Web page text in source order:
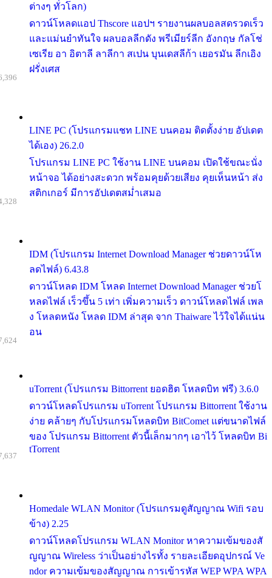
ต่างๆ ทั่วโลก)
ดาวน์โหลดแอป Thscore แอปฯ รายงานผลบอลสดรวดเร็ว
และแม่นยำทันใจ ผลบอลลีกดัง พรีเมียร์ลีก อังกฤษ กัลโช่
เซเรีย อา อิตาลี ลาลีกา สเปน บุนเดสลีก้า เยอรมัน ลีกเอิง
ฝรั่งเศส
LINE PC (โปรแกรมแชท LINE บนคอม ติดตั้งง่าย อัปเดต
ได้เอง) 26.2.0
โปรแกรม LINE PC ใช้งาน LINE บนคอม เปิดใช้ขณะนั่ง
หน้าจอ ได้อย่างสะดวก พร้อมคุยด้วยเสียง คุยเห็นหน้า ส่ง
สติกเกอร์ มีการอัปเดตสม่ำเสมอ
IDM (โปรแกรม Internet Download Manager ช่วยดาวน์โห
ลดไฟล์) 6.43.8
ดาวน์โหลด IDM โหลด Internet Download Manager ช่วยโ
หลดไฟล์ เร็วขึ้น 5 เท่า เพิ่มความเร็ว ดาวน์โหลดไฟล์ เพล
ง โหลดหนัง โหลด IDM ล่าสุด จาก Thaiware ไว้ใจได้แน่น
อน
uTorrent (โปรแกรม Bittorrent ยอดฮิต โหลดบิท ฟรี) 3.6.0
ดาวน์โหลดโปรแกรม uTorrent โปรแกรม Bittorrent ใช้งาน
ง่าย คล้ายๆ กับโปรแกรมโหลดบิท BitComet แต่ขนาดไฟล์
ของ โปรแกรม Bittorrent ตัวนี้เล็กมากๆ เอาไว้ โหลดบิท Bi
tTorrent
Homedale WLAN Monitor (โปรแกรมดูสัญญาณ Wifi รอบ
ข้าง) 2.25
ดาวน์โหลดโปรแกรม WLAN Monitor หาความเข้มของสั
ญญาณ Wireless ว่าเป็นอย่างไรทั้ง รายละเอียดอุปกรณ์ Ve
ndor ความเข้มของสัญญาณ การเข้ารหัส WEP WPA WPA